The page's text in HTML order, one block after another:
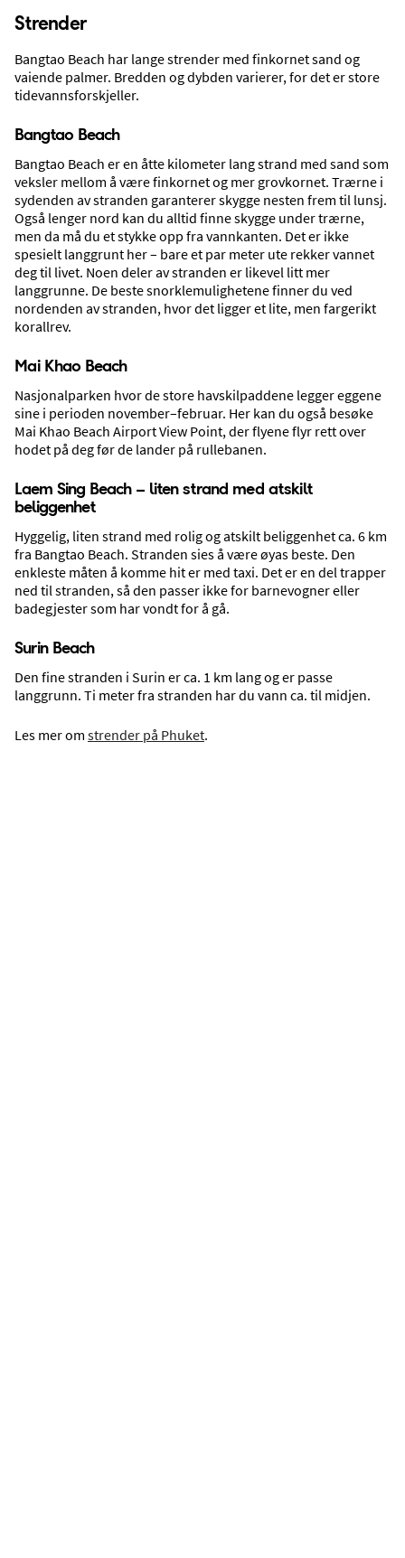
Finn reise til
FLY + HOTELL
AVREISESTED
Oslo, Gardermoen Bangtao Beach, Thailand
REISELENGDE
Valgfri reiselengde
DATO
10.08.2026 13.08.2026
REISENDE/FLYKLASSE
2 voksne, Economy
OmBangtao Beach
Strender
Bangtao Beach har lange strender med finkornet sand og
vaiende palmer. Bredden og dybden varierer, for det er store
tidevannsforskjeller.
Bangtao Beach
Bangtao Beach er en åtte kilometer lang strand med sand som
veksler mellom å være finkornet og mer grovkornet. Trærne i
sydenden av stranden garanterer skygge nesten frem til lunsj.
Også lenger nord kan du alltid finne skygge under trærne,
men da må du et stykke opp fra vannkanten. Det er ikke
spesielt langgrunt her – bare et par meter ute rekker vannet
deg til livet. Noen deler av stranden er likevel litt mer
langgrunne. De beste snorklemulighetene finner du ved
nordenden av stranden, hvor det ligger et lite, men fargerikt
korallrev.
Mai Khao Beach
Nasjonalparken hvor de store havskilpaddene legger eggene
sine i perioden november–februar. Her kan du også besøke
Mai Khao Beach Airport View Point, der flyene flyr rett over
hodet på deg før de lander på rullebanen.
Laem Sing Beach – liten strand med atskilt
beliggenhet
Hyggelig, liten strand med rolig og atskilt beliggenhet ca. 6 km
fra Bangtao Beach. Stranden sies å være øyas beste. Den
enkleste måten å komme hit er med taxi. Det er en del trapper
ned til stranden, så den passer ikke for barnevogner eller
badegjester som har vondt for å gå.
Surin Beach
Den fine stranden i Surin er ca. 1 km lang og er passe
langgrunn. Ti meter fra stranden har du vann ca. til midjen.
Les mer om strender på Phuket.
Strender